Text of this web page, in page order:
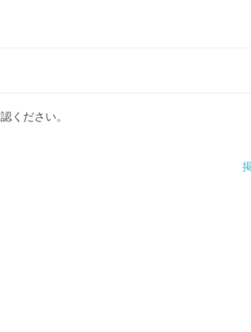
ください。